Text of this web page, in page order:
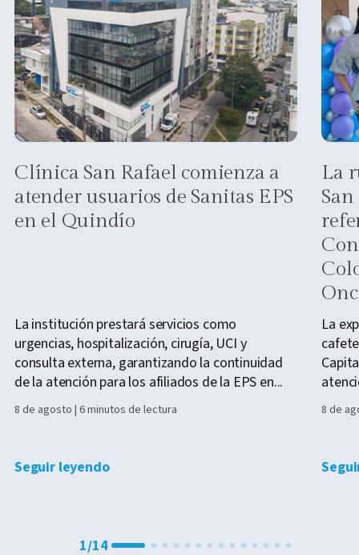
Clínica San Rafael comienza a
atender usuarios de Sanitas EPS
en el Quindío
La institución prestará servicios como
urgencias, hospitalización, cirugía, UCI y
consulta externa, garantizando la continuidad
de la atención para los afiliados de la EPS en...
8 de agosto | 6 minutos de lectura
Seguir leyendo
La
La
8 de
1/14